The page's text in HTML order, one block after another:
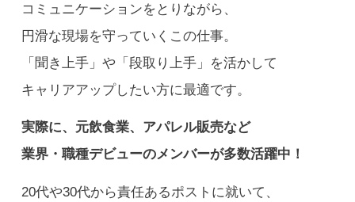
コミュニケーションをとりながら、
円滑な現場を守っていくこの仕事。
「聞き上手」や「段取り上手」を活かして
キャリアアップしたい方に最適です。
実際に、元飲食業、アパレル販売など
業界・職種デビューのメンバーが多数活躍中！
20代や30代から責任あるポストに就いて、